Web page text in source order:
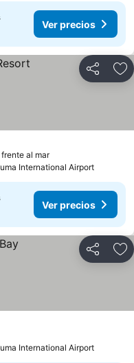
Ver precios
Compartir
al mar
International Airport
Ver precios
Compartir
International Airport